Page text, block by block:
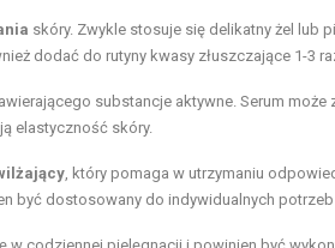
skóry. Zwykle stosuje się delikatny żel lub
dodać do rutyny kwasy złuszczające 1-3
substancje aktywne. Serum
elastyczność skóry.
, który pomaga w utrzymaniu
być dostosowany do indywidualnych potrzeb